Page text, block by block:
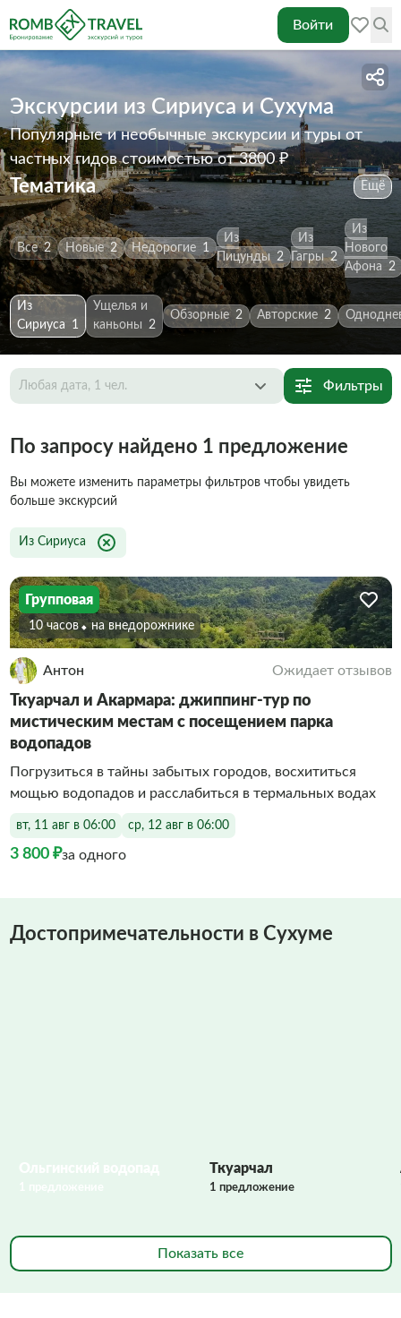
Войти
Экскурсии из Сириуса и Сухума
Популярные и необычные экскурсии и туры от
частных гидовстоимостью от 3800 ₽
Тематика Ещё
Все 2 Новые 2 Недорогие 1
Из
Пицунды 2
Из
Гагры 2
Из
Нового
Афона
2
Из
Сириуса
1
Ущелья и
каньоны
2
Обзорные 2 Авторские 2
Любая дата, 1 чел. Фильтры
По запросу найдено 1 предложение
Вы можете изменить параметры фильтров чтобы увидеть
больше экскурсий
Из Сириуса
Групповая
10 часов На внедорожнике
Антон Ожидает отзывов
Ткуарчал и Акармара: джиппинг-тур по
мистическим местам с посещением парка
водопадов
Погрузиться в тайны забытых городов, восхититься
мощью водопадов и расслабиться в термальных водах
вт, 11 авг в 06:00 ср, 12 авг в 06:00
3 800 ₽за одного
Достопримечательности в Сухуме
Ткуарчал
1 предложение
Показать все